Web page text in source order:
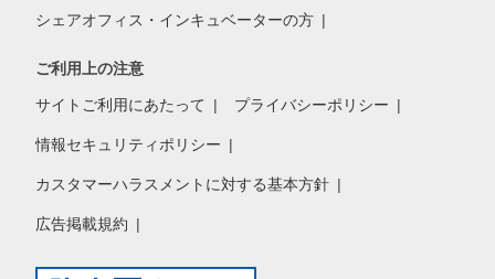
シェアオフィス・インキュベーターの方
ご利用上の注意
サイトご利用にあたって プライバシーポリシー
情報セキュリティポリシー
カスタマーハラスメントに対する基本方針
広告掲載規約